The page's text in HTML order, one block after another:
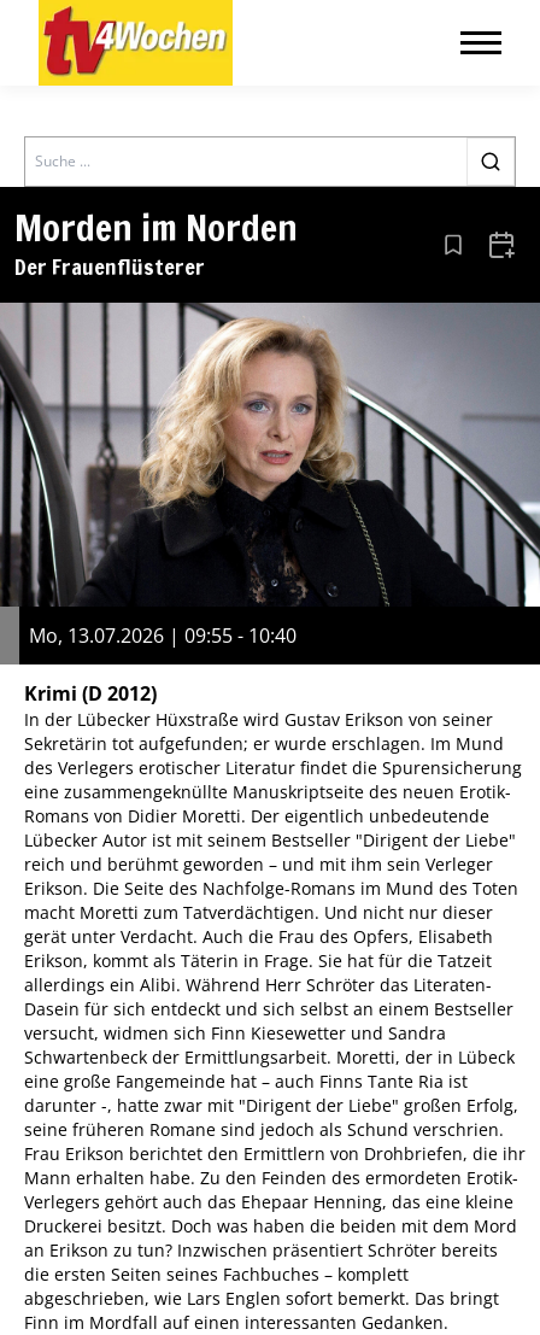
Search
Morden im Norden
Der Frauenflüsterer Aus den
Mo, 13.07.2026 | 09:55 - 10:40
Krimi (D 2012)
In der Lübecker Hüxstraße wird Gustav Erikson von seiner
Sekretärin tot aufgefunden; er wurde erschlagen. Im Mund
des Verlegers erotischer Literatur findet die Spurensicherung
eine zusammengeknüllte Manuskriptseite des neuen Erotik-
Romans von Didier Moretti. Der eigentlich unbedeutende
Lübecker Autor ist mit seinem Bestseller "Dirigent der Liebe"
reich und berühmt geworden – und mit ihm sein Verleger
Erikson. Die Seite des Nachfolge-Romans im Mund des Toten
macht Moretti zum Tatverdächtigen. Und nicht nur dieser
gerät unter Verdacht. Auch die Frau des Opfers, Elisabeth
Erikson, kommt als Täterin in Frage. Sie hat für die Tatzeit
allerdings ein Alibi. Während Herr Schröter das Literaten-
Dasein für sich entdeckt und sich selbst an einem Bestseller
versucht, widmen sich Finn Kiesewetter und Sandra
Schwartenbeck der Ermittlungsarbeit. Moretti, der in Lübeck
eine große Fangemeinde hat – auch Finns Tante Ria ist
darunter -, hatte zwar mit "Dirigent der Liebe" großen Erfolg,
seine früheren Romane sind jedoch als Schund verschrien.
Frau Erikson berichtet den Ermittlern von Drohbriefen, die ihr
Mann erhalten habe. Zu den Feinden des ermordeten Erotik-
Verlegers gehört auch das Ehepaar Henning, das eine kleine
Druckerei besitzt. Doch was haben die beiden mit dem Mord
an Erikson zu tun? Inzwischen präsentiert Schröter bereits
die ersten Seiten seines Fachbuches – komplett
abgeschrieben, wie Lars Englen sofort bemerkt. Das bringt
Finn im Mordfall auf einen interessanten Gedanken.